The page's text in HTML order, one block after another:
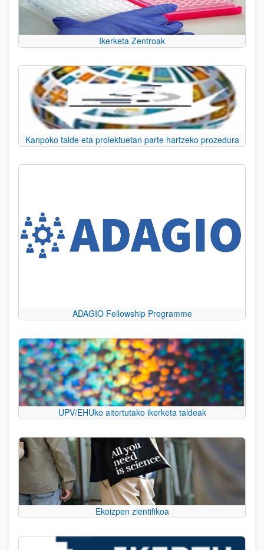
Ikerketa Zentroak
Kanpoko talde eta proiektuetan parte hartzeko prozedura
ADAGIO Fellowship Programme
UPV/EHUko aitortutako ikerketa taldeak
Ekoizpen zientifikoa